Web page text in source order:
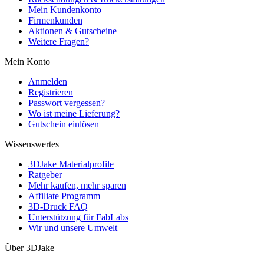
Mein Kundenkonto
Firmenkunden
Aktionen & Gutscheine
Weitere Fragen?
Mein Konto
Anmelden
Registrieren
Passwort vergessen?
Wo ist meine Lieferung?
Gutschein einlösen
Wissenswertes
3DJake Materialprofile
Ratgeber
Mehr kaufen, mehr sparen
Affiliate Programm
3D-Druck FAQ
Unterstützung für FabLabs
Wir und unsere Umwelt
Über 3DJake